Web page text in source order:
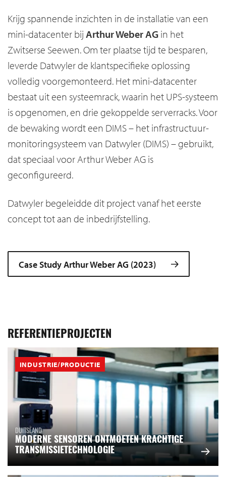
Krijg spannende inzichten in de installatie van een
mini-datacenter bij Arthur Weber AG in het
Zwitserse Seewen. Om ter plaatse tijd te besparen,
leverde Datwyler de klantspecifieke oplossing
volledig voorgemonteerd. Het mini-datacenter
bestaat uit een systeemrack, waarin het UPS-systeem
is opgenomen, en drie gekoppelde serverracks. Voor
de bewaking wordt een DIMS – het infrastructuur-
monitoringsysteem van Datwyler (DIMS) – gebruikt,
dat speciaal voor Arthur Weber AG is
geconfigureerd.
Datwyler begeleidde dit project vanaf het eerste
concept tot aan de inbedrijfstelling.
Case Study Arthur Weber AG (2023)
REFERENTIEPROJECTEN
INDUSTRIE/PRODUCTIE
DUITSLAND
MODERNE SENSOREN ONTMOETEN KRACHTIGE
TRANSMISSIETECHNOLOGIE